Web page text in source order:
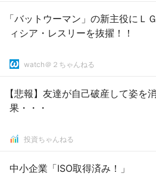
「バットウーマン」の新主役にＬ
ィシア・レスリーを抜擢！！
watch＠２ちゃんねる
【悲報】友達が自己破産して姿を
果・・・
投資ちゃんねる
中小企業「ISO取得済み！」